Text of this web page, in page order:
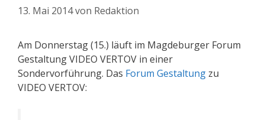
13. Mai 2014von Redaktion
Am Donnerstag (15.) läuft im Magdeburger Forum
Gestaltung VIDEO VERTOV in einer
Sondervorführung. Das Forum Gestaltung zu
VIDEO VERTOV: